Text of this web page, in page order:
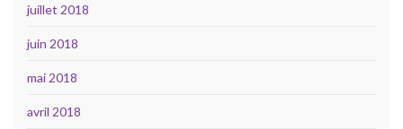
juillet 2018
juin 2018
mai 2018
avril 2018